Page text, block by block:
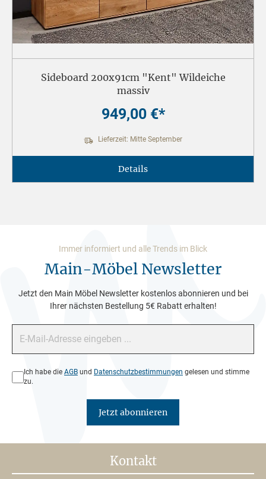
Sideboard 200x91cm "Kent" Wildeiche
massiv
949,00 €*
Lieferzeit: Mitte September
Details
Immer informiert und alle Trends im Blick
Main-Möbel Newsletter
Jetzt den Main Möbel Newsletter kostenlos abonnieren und bei
Ihrer nächsten Bestellung 5€ Rabatt erhalten!
Datenschutz*
Ich habe die AGB und Datenschutzbestimmungen gelesen und stimme
zu.
Jetzt abonnieren
Kontakt